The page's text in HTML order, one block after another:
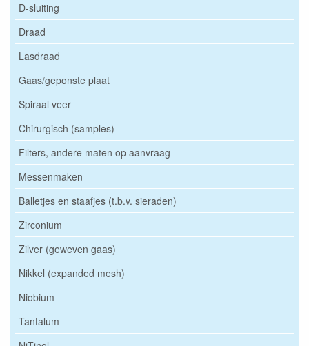
D-sluiting
Draad
Lasdraad
Gaas/geponste plaat
Spiraal veer
Chirurgisch (samples)
Filters, andere maten op aanvraag
Messenmaken
Balletjes en staafjes (t.b.v. sieraden)
Zirconium
Zilver (geweven gaas)
Nikkel (expanded mesh)
Niobium
Tantalum